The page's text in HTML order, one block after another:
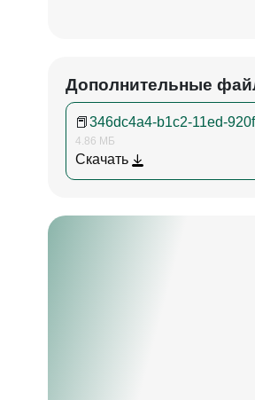
Дополнительные
📕 346dc4a4-b1c2-11ed-
4.86 МБ
Скачать